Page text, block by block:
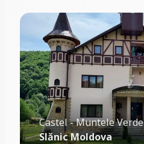
Castel - Muntele Verde
Slănic Moldova